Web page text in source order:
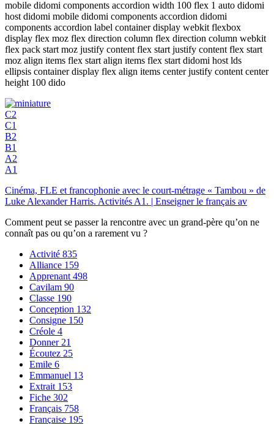
mobile didomi components accordion width 100 flex 1 auto didomi
host didomi mobile didomi components accordion didomi
components accordion label container display webkit flexbox
display flex moz flex direction column flex direction column webkit
flex pack start moz justify content flex start justify content flex start
moz align items flex start align items flex start didomi host lds
ellipsis container display flex align items center justify content center
height 100 dido
C2
C1
B2
B1
A2
A1
Cinéma, FLE et francophonie avec le court-métrage « Tambou » de
Luke Alexander Harris. Activités A1. | Enseigner le français av
Comment peut se passer la rencontre avec un grand-père qu’on ne
connaît pas ou qu’on a rarement vu ?
Activité 835
Alliance 159
Apprenant 498
Cavilam 90
Classe 190
Conception 132
Consigne 150
Créole 4
Donner 21
Écoutez 25
Emile 6
Emmanuel 13
Extrait 153
Fiche 302
Français 758
Française 195